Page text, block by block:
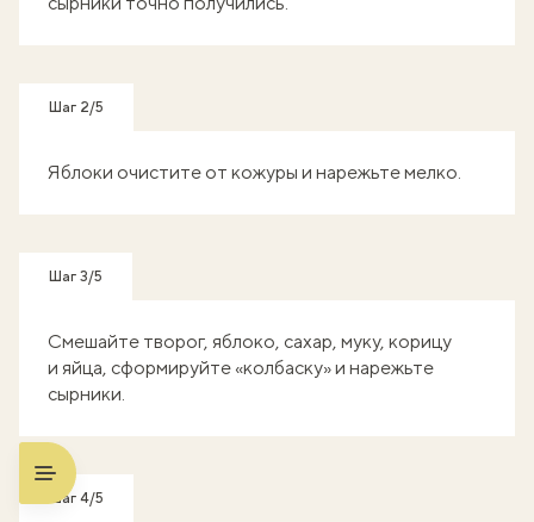
Шаг 2/5
Яблоки очистите от кожуры и нарежьте мелко.
Шаг 3/5
Смешайте творог, яблоко, сахар, муку, корицу
и яйца, сформируйте «колбаску» и нарежьте
сырники.
Шаг 4/5